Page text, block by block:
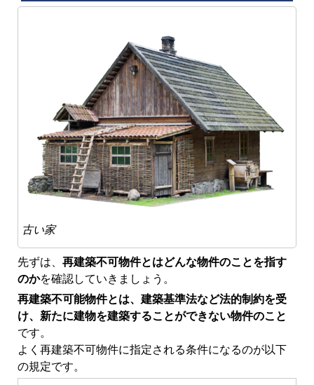
古い家
先ずは、 再建築不可物件とはどんな物件のことを指す
のかを確認していきましょう。
再建築不可能物件とは、建築基準法など法的制約を受
け、新たに建物を建築することができない物件のこと
です。
よく再建築不可物件に指定される条件になるのが以下
の規定です。